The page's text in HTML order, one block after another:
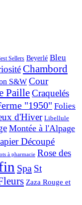
Sellers Beyerlé Bleu
Chambord
S&W Cour
PailleCraquelés
"1950" Folies
d'Hiver Libellule
Montée à l'Alpage
Découpé
à pharmacie Rose des
Spa St
Zaza Rouge et